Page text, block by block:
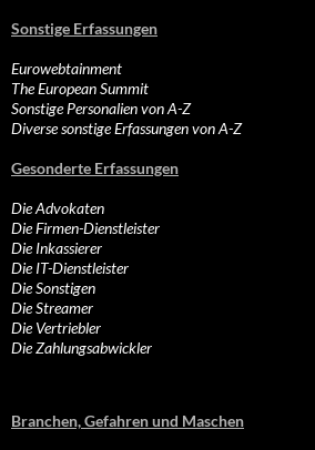
Sonstige Erfassungen
Eurowebtainment
The European Summit
Sonstige Personalien von A-Z
Diverse sonstige Erfassungen von A-Z
Gesonderte Erfassungen
Die Advokaten
Die Firmen-Dienstleister
Die Inkassierer
Die IT-Dienstleister
Die Sonstigen
Die Streamer
Die Vertriebler
Die Zahlungsabwickler
Branchen, Gefahren und Maschen